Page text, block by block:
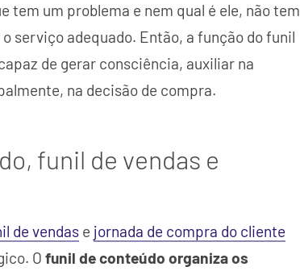
tem um problema e nem qual é ele, não tem
serviço adequado. Então, a função do funil
de gerar consciência, auxiliar na
na decisão de compra.
funil de vendas e
de vendas e jornada de compra do cliente
O funil de conteúdo organiza os